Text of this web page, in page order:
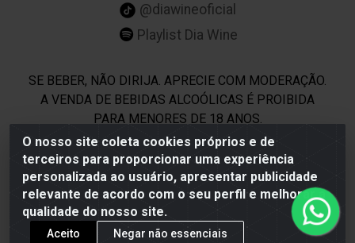
O nosso site coleta cookies próprios e de
terceiros para proporcionar uma experiência
personalizada ao usuário, apresentar publicidade
relevante de acordo com o seu perfil e melhorar a
qualidade do nosso site.
Aceito Negar não essenciais
@diawineoficial
Playlist Dia Wine
SE BEBER, NÃO DIRIJA. APRECIE COM MODERAÇÃO.
A VENDA DE BEBIDAS ALCOÓLICAS É PROIBIDA
PARA MENORES DE 18 ANOS.
Dia Wine - Rodovia BR 232 KM 22,5 - Moreno/PE - CEP
54800-000 - CNPJ 69.944.973/0001-85